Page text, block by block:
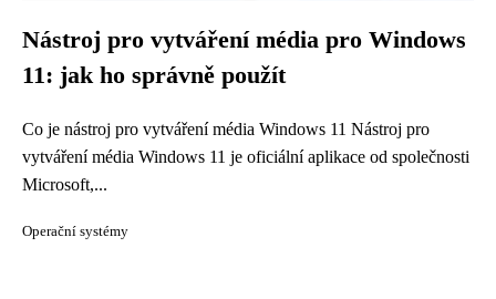
Nástroj pro vytváření média pro Windows
11: jak ho správně použít
Co je nástroj pro vytváření média Windows 11 Nástroj pro
vytváření média Windows 11 je oficiální aplikace od společnosti
Microsoft,...
Operační systémy